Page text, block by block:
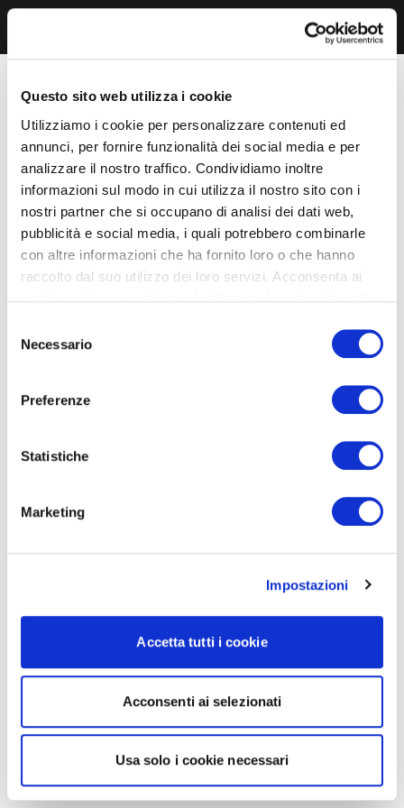
Questo sito web utilizza i cookie
Utilizziamo i cookie per personalizzare contenuti ed
annunci, per fornire funzionalità dei social media e per
analizzare il nostro traffico. Condividiamo inoltre
informazioni sul modo in cui utilizza il nostro sito con i
nostri partner che si occupano di analisi dei dati web,
pubblicità e social media, i quali potrebbero combinarle
con altre informazioni che ha fornito loro o che hanno
raccolto dal suo utilizzo dei loro servizi. Acconsenta ai
delNecessario
Preferenze
Statistiche
Marketing
Impostazioni
Accetta tutti i cookie
Acconsenti ai selezionati
Usa solo i cookie necessari